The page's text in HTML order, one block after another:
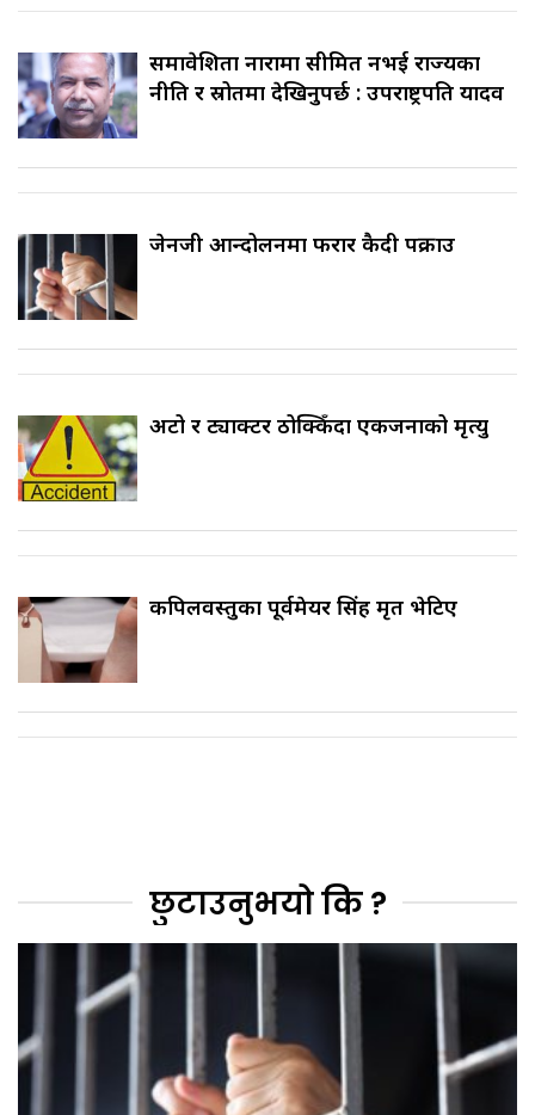
समावेशिता नारामा सीमित नभई राज्यका
नीति र स्रोतमा देखिनुपर्छ : उपराष्ट्रपति यादव
जेनजी आन्दोलनमा फरार कैदी पक्राउ
अटो र ट्याक्टर ठोक्किँदा एकजनाको मृत्यु
कपिलवस्तुका पूर्वमेयर सिंह मृत भेटिए
छुटाउनुभयो कि ?